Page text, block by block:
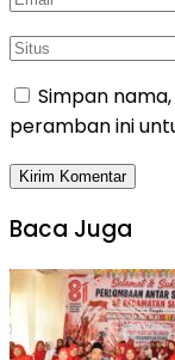
Simpan
peramban ini
Baca Juga